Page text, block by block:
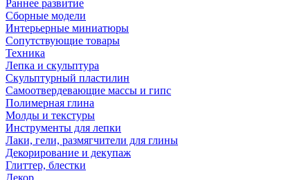
Раннее развитие
Сборные модели
Интерьерные миниатюры
Сопутствующие товары
Техника
Лепка и скульптура
Скульптурный пластилин
Самоотвердевающие массы и гипс
Полимерная глина
Молды и текстуры
Инструменты для лепки
Лаки, гели, размягчители для глины
Декорирование и декупаж
Глиттер, блестки
Декор